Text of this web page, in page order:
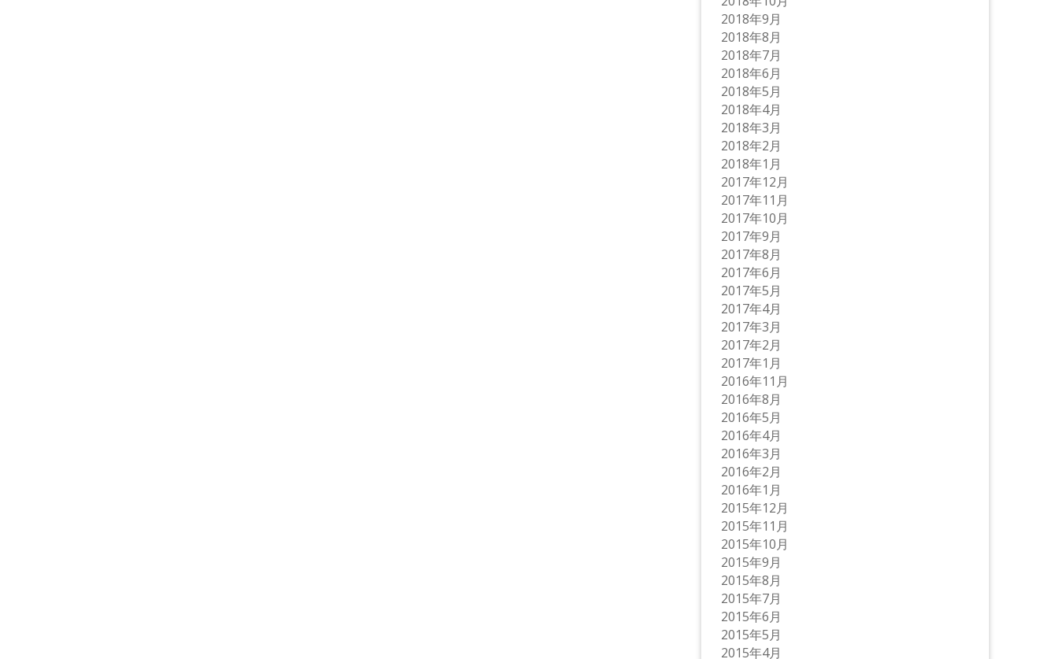
2018年9月
2018年8月
2018年7月
2018年6月
2018年5月
2018年4月
2018年3月
2018年2月
2018年1月
2017年12月
2017年11月
2017年10月
2017年9月
2017年8月
2017年6月
2017年5月
2017年4月
2017年3月
2017年2月
2017年1月
2016年11月
2016年8月
2016年5月
2016年4月
2016年3月
2016年2月
2016年1月
2015年12月
2015年11月
2015年10月
2015年9月
2015年8月
2015年7月
2015年6月
2015年5月
2015年4月